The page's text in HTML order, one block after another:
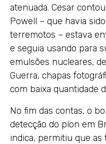
atenuada. Cesar
Powell – que havia
terremotos – estava
e seguia usando para
emulsões nucleares,
Guerra, chapas
com baixa quantidade
No fim das contas, o
detecção do píon em
indica, permitiu que as